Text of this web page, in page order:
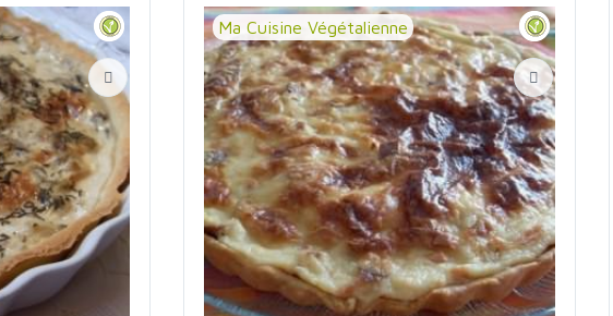
Ma Cuisine Végétalienne